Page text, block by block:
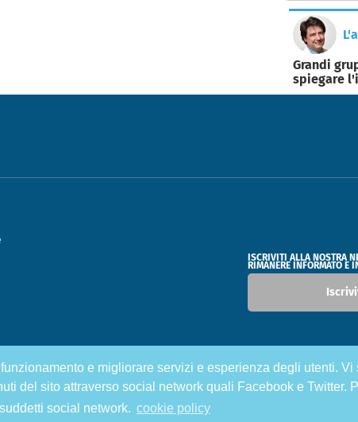
e migliorare servizi e esperienza degli utenti.
del sito attraverso social network quali Facebook e Twitter.
social network. cookie policy
Grandi
spiegare
ISCRIVITI ALLA NOSTRA
RIMANERE INFORMATO E